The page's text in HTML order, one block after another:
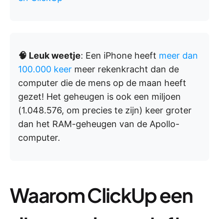
🧠 Leuk weetje: Een iPhone heeft meer dan
100.000 keer meer rekenkracht dan de
computer die de mens op de maan heeft
gezet! Het geheugen is ook een miljoen
(1.048.576, om precies te zijn) keer groter
dan het RAM-geheugen van de Apollo-
computer.
Waarom ClickUp een